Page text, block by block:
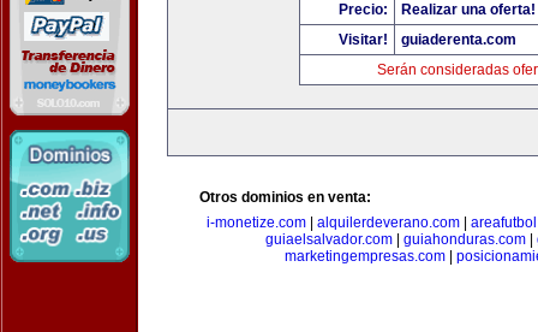
Precio:
Realizar una oferta!
Visitar!
guiaderenta.com
Serán consideradas
Otros dominios en venta:
i-monetize.com
alquilerdeverano.com
guiaelsalvador.com| guiahonduras.com|
marketingempresas.com